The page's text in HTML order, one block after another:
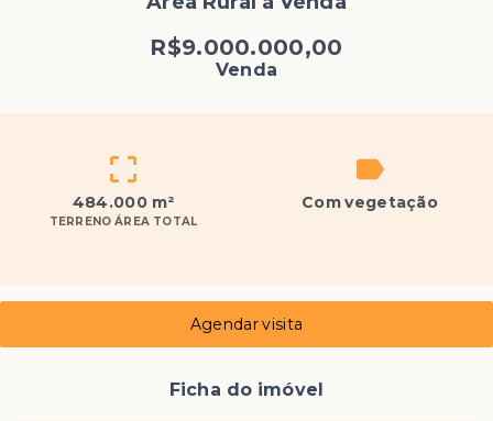
R$9.000.000,00
Venda
484.000 m²
TERRENO ÁREA TOTAL
Com vegetação
Agendar visita
Ficha do imóvel